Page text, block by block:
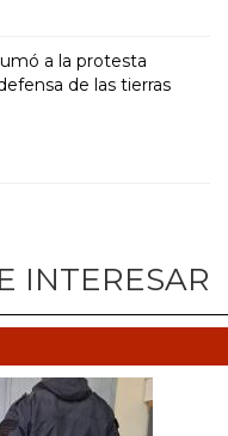
a la protesta
de las tierras
INTERESAR